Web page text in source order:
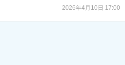
2026年4月10日 17:00